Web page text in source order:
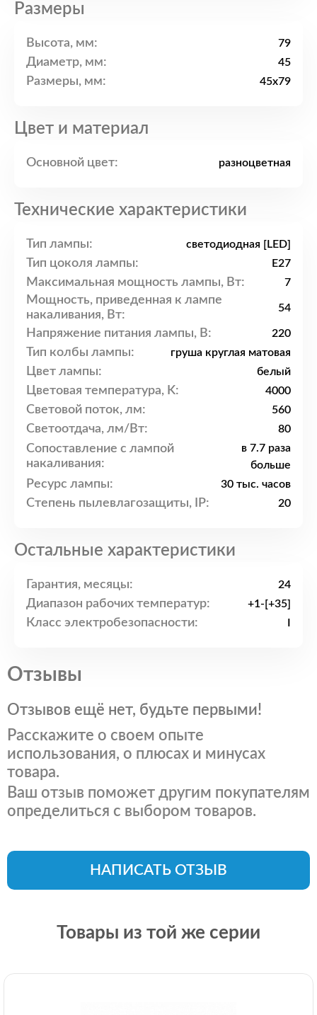
Размеры
Высота, мм: 79
Диаметр, мм: 45
Размеры, мм: 45x79
Цвет и материал
Основной цвет: разноцветная
Технические характеристики
Тип лампы: светодиодная [LED]
Тип цоколя лампы: E27
Максимальная мощность лампы, Вт: 7
Мощность, приведенная к лампе
накаливания, Вт:
54
Напряжение питания лампы, В: 220
Тип колбы лампы: груша круглая матовая
Цвет лампы: белый
Цветовая температура, K: 4000
Световой поток, лм: 560
Светоотдача, лм/Вт: 80
Сопоставление с лампой
накаливания:
в 7.7 раза
больше
Ресурс лампы: 30 тыс. часов
Степень пылевлагозащиты, IP: 20
Остальные характеристики
Гарантия, месяцы: 24
Диапазон рабочих температур: +1-[+35]
Класс электробезопасности:
Отзывы
Отзывов ещё нет, будьте первыми!
Расскажите о своем опыте
использования, о плюсах и минусах
товара.
Ваш отзыв поможет другим покупателям
определиться с выбором товаров.
НАПИСАТЬ ОТЗЫВ
Товары из той же серии